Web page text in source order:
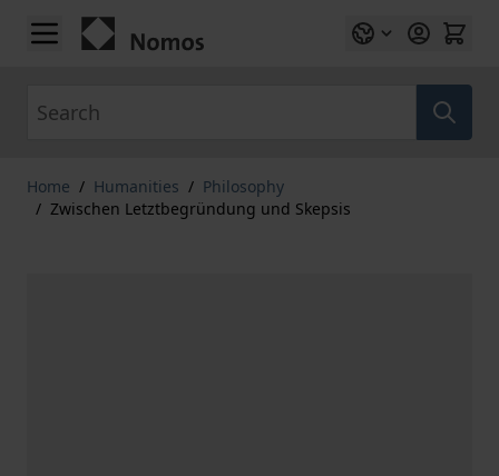
Skip to Content
Home / Humanities / Philosophy
/ Zwischen Letztbegründung und Skepsis